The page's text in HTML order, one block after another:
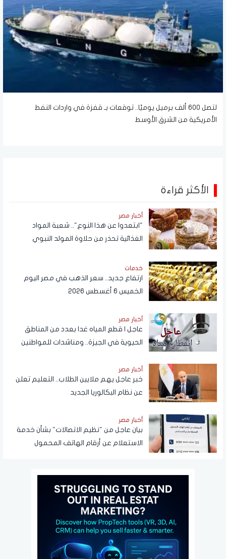
لتصل 600 ألف برميل يوميًا.. توقعات بـ قفزة في واردات النفط
الأمريكية من الشرق الأوسط
الأكثر قراءة
أخبار مصر
"ابتعدوا عن هذا النوع".. شعبة المواد
الغذائية تحذر من حلاوة المولد النبوي
خدمات
ارتفاع جديد.. سعر الذهب في مصر اليوم
الخميس 6 أغسطس 2026
أخبار مصر
عاجل | قطع المياه غدا بعدد من المناطق
الحيوية في الجيزة.. ومناشدات للمواطنين
أخبار مصر
خبر عاجل يهم ملايين الطلاب.. التعليم تعلن
عن نظام البكالوريا الجديد
أخبار مصر
بيان عاجل من "نظيم الاتصالات" بشأن خدمة
الاستعلام عن أرقام الهاتف المحمول